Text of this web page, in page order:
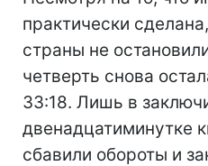
практически
страны не
четверть снова
33:18. Лишь в
двенадцатиминутке
сбавили обороты и